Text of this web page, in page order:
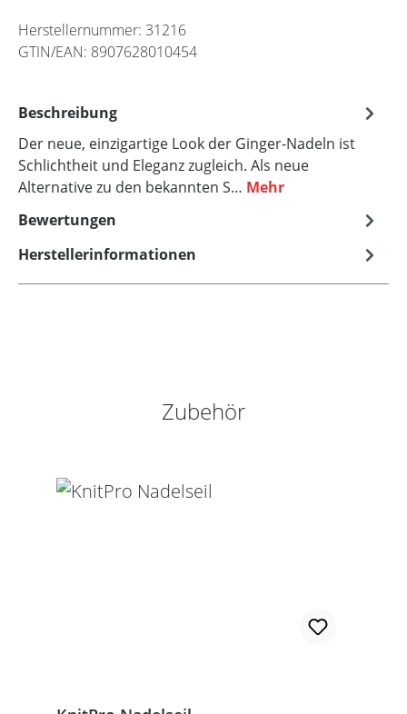
Herstellernummer: 31216
GTIN/EAN: 8907628010454
Beschreibung
Der neue, einzigartige Look der Ginger-Nadeln ist
Schlichtheit und Eleganz zugleich. Als neue
Alternative zu den bekannten S… Mehr
Bewertungen
Herstellerinformationen
Produktgalerie überspringen
Zubehör